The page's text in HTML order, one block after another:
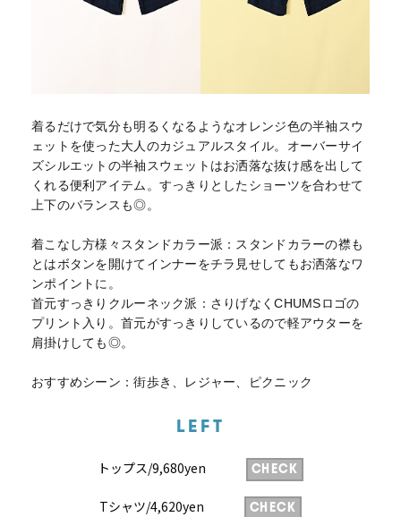
着るだけで気分も明るくなるようなオレンジ色の半袖スウ
ェットを使った大人のカジュアルスタイル。オーバーサイ
ズシルエットの半袖スウェットはお洒落な抜け感を出して
くれる便利アイテム。すっきりとしたショーツを合わせて
上下のバランスも◎。
着こなし方様々スタンドカラー派：スタンドカラーの襟も
とはボタンを開けてインナーをチラ見せしてもお洒落なワ
ンポイントに。
首元すっきりクルーネック派：さりげなくCHUMSロゴの
プリント入り。首元がすっきりしているので軽アウターを
肩掛けしても◎。
おすすめシーン：街歩き、レジャー、ピクニック
LEFT
トップス/9,680yen CHECK
Tシャツ/4,620yen CHECK